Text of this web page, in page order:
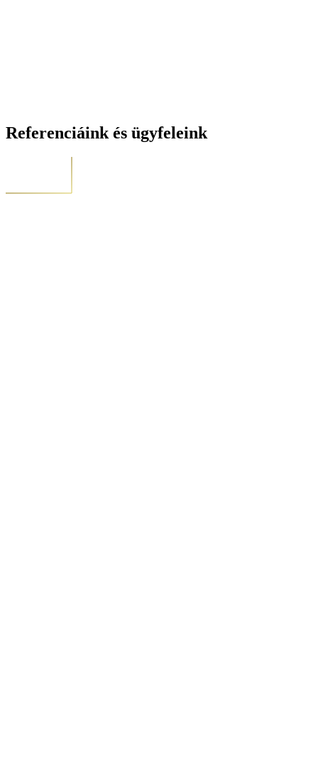
Referenciáink és ügyfeleink